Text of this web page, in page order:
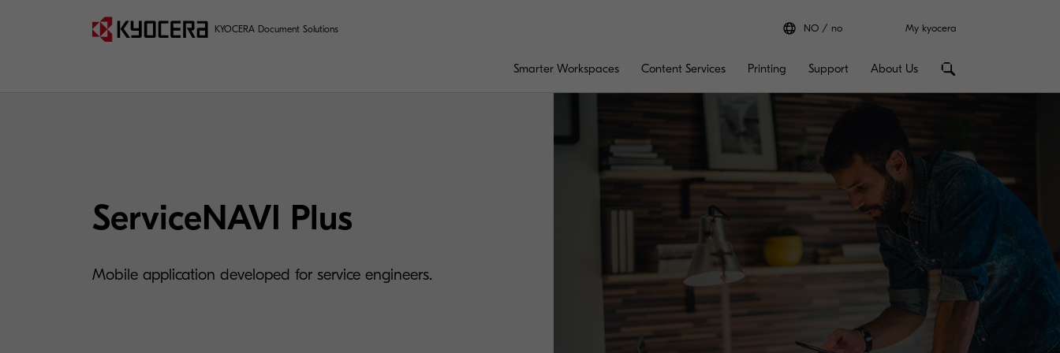
KYOCERA Document Solutions NO no My kyocera
Smarter Workspaces Content Services Printing Support About Us
ServiceNAVI Plus
Mobile application developed for service engineers.